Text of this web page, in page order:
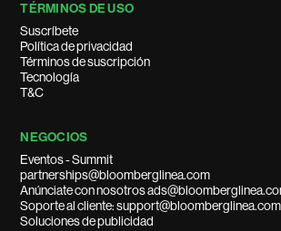
TÉRMINOS DE USO
Suscríbete
Política de privacidad
Términos de suscripción
Tecnología
T&C
NEGOCIOS
Eventos - Summit
partnerships@bloomberglinea.com
Anúnciate con nosotros
Soporte al cliente: support@bloomberglinea.com
Soluciones de publicidad